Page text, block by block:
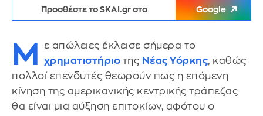
Προσθέστε το SKAI.gr στο Google
Μ
ε απώλειες έκλεισε σήμερα το
χρηματιστήριο της Νέας Υόρκης, καθώς
πολλοί επενδυτές θεωρούν πως η επόμενη
κίνηση της αμερικανικής κεντρικής τράπεζας
θα είναι μια αύξηση επιτοκίων, αφότου ο